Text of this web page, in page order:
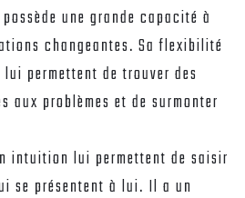
une grande capacité à
changeantes. Sa flexibilité
permettent de trouver des
aux problèmes et de surmonter
intuition lui permettent de saisir
se présentent à lui. Il a un